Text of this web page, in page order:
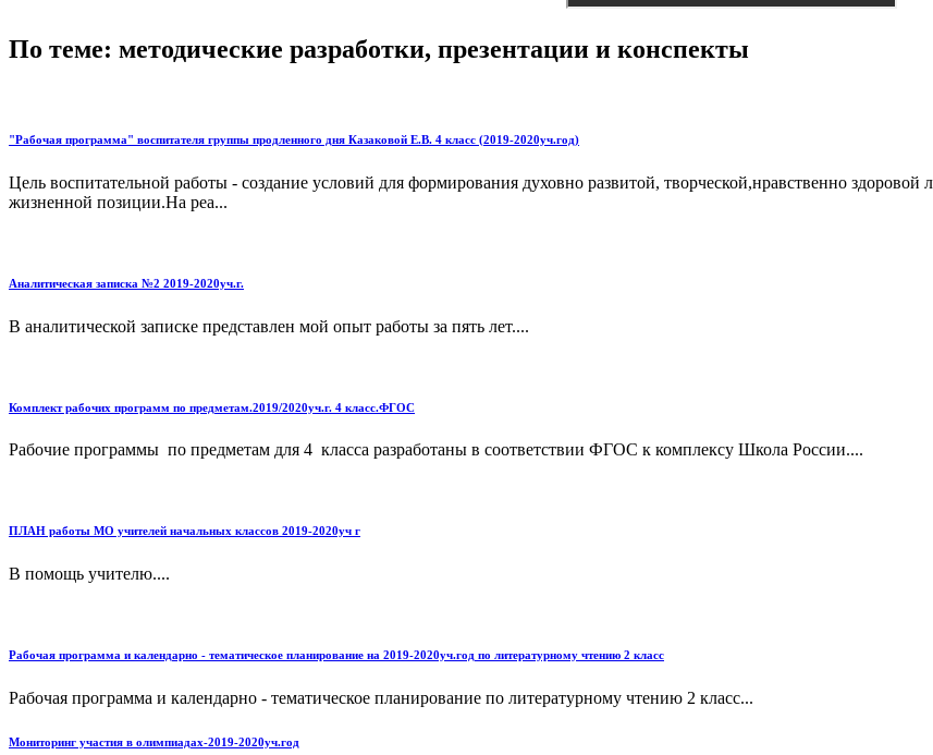
По теме: методические разработки, презентации и конспекты
"Рабочая программа" воспитателя группы продленного дня Казаковой Е.В. 4 класс (2019-2020уч.год)
Цель воспитательной работы - создание условий для формирования духовно развитой, творческой,нравственно
жизненной позиции.На реа...
Аналитическая записка №2 2019-2020уч.г.
В аналитической записке представлен мой опыт работы за пять лет....
Комплект рабочих программ по предметам.2019/2020уч.г. 4 класс.ФГОС
Рабочие программы по предметам для 4 класса разработаны в соответствии ФГОС к комплексу Школа России....
ПЛАН работы МО учителей начальных классов 2019-2020уч г
В помощь учителю....
Рабочая программа и календарно - тематическое планирование на 2019-2020уч.год по литературному чтению 2 класс
Рабочая программа и календарно - тематическое планирование по литературному чтению 2 класс...
Мониторинг участия в олимпиадах-2019-2020уч.год